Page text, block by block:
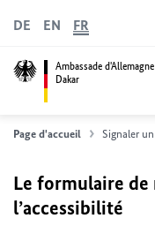
Ambassade d'Allemagne
Dakar
DE EN FR
Page d'accueil Signaler
Le formulaire
l’accessibilité